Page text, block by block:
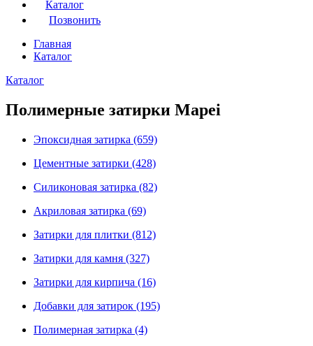
Каталог
Позвонить
Главная
Каталог
Каталог
Полимерные затирки Mapei
Эпоксидная затирка (659)
Цементные затирки (428)
Силиконовая затирка (82)
Акриловая затирка (69)
Затирки для плитки (812)
Затирки для камня (327)
Затирки для кирпича (16)
Добавки для затирок (195)
Полимерная затирка (4)